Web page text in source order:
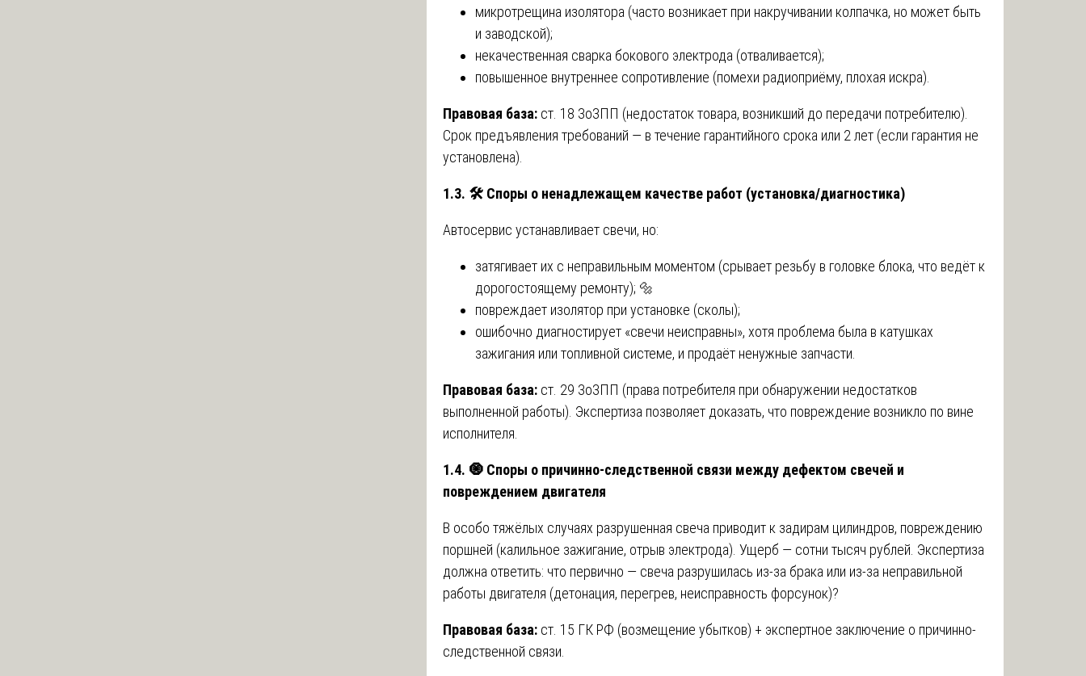
микротрещина изолятора (часто возникает при накручивании колпачка, но может быть
и заводской);
некачественная сварка бокового электрода (отваливается);
повышенное внутреннее сопротивление (помехи радиоприёму, плохая искра).
Правовая база: ст. 18 ЗоЗПП (недостаток товара, возникший до передачи потребителю).
Срок предъявления требований — в течение гарантийного срока или 2 лет (если гарантия не
установлена).
1.3. 🛠 ️ Споры о ненадлежащем качестве работ (установка/диагностика)
Автосервис устанавливает свечи, но:
затягивает их с неправильным моментом (срывает резьбу в головке блока, что ведёт к
дорогостоящему ремонту); 🔩
повреждает изолятор при установке (сколы);
ошибочно диагностирует «свечи неисправны», хотя проблема была в катушках
зажигания или топливной системе, и продаёт ненужные запчасти.
Правовая база: ст. 29 ЗоЗПП (права потребителя при обнаружении недостатков
выполненной работы). Экспертиза позволяет доказать, что повреждение возникло по вине
исполнителя.
1.4. 🧿 Споры о причинно-следственной связи между дефектом свечей и
повреждением двигателя
В особо тяжёлых случаях разрушенная свеча приводит к задирам цилиндров, повреждению
поршней (калильное зажигание, отрыв электрода). Ущерб — сотни тысяч рублей. Экспертиза
должна ответить: что первично — свеча разрушилась из-за брака или из-за неправильной
работы двигателя (детонация, перегрев, неисправность форсунок)?
Правовая база: ст. 15 ГК РФ (возмещение убытков) + экспертное заключение о причинно-
следственной связи.